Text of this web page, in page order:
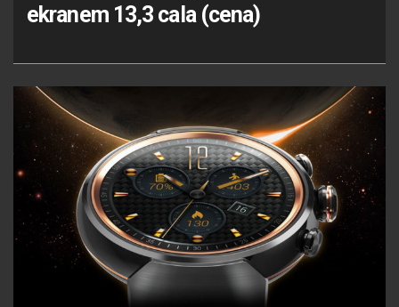
ekranem 13,3 cala (cena)